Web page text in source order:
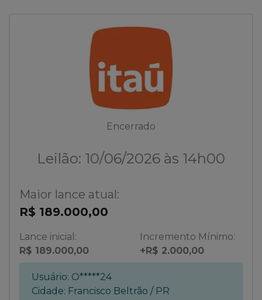
Encerrado
Leilão: 10/06/2026 às 14h00
Maior lance atual:
R$ 189.000,00
Lance inicial:
R$ 189.000,00
Incremento Mínimo:
+R$ 2.000,00
Usuário: O*****24
Cidade: Francisco Beltrão / PR